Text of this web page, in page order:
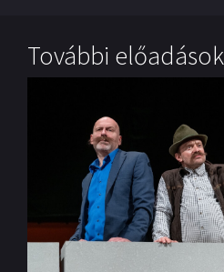
További előadások